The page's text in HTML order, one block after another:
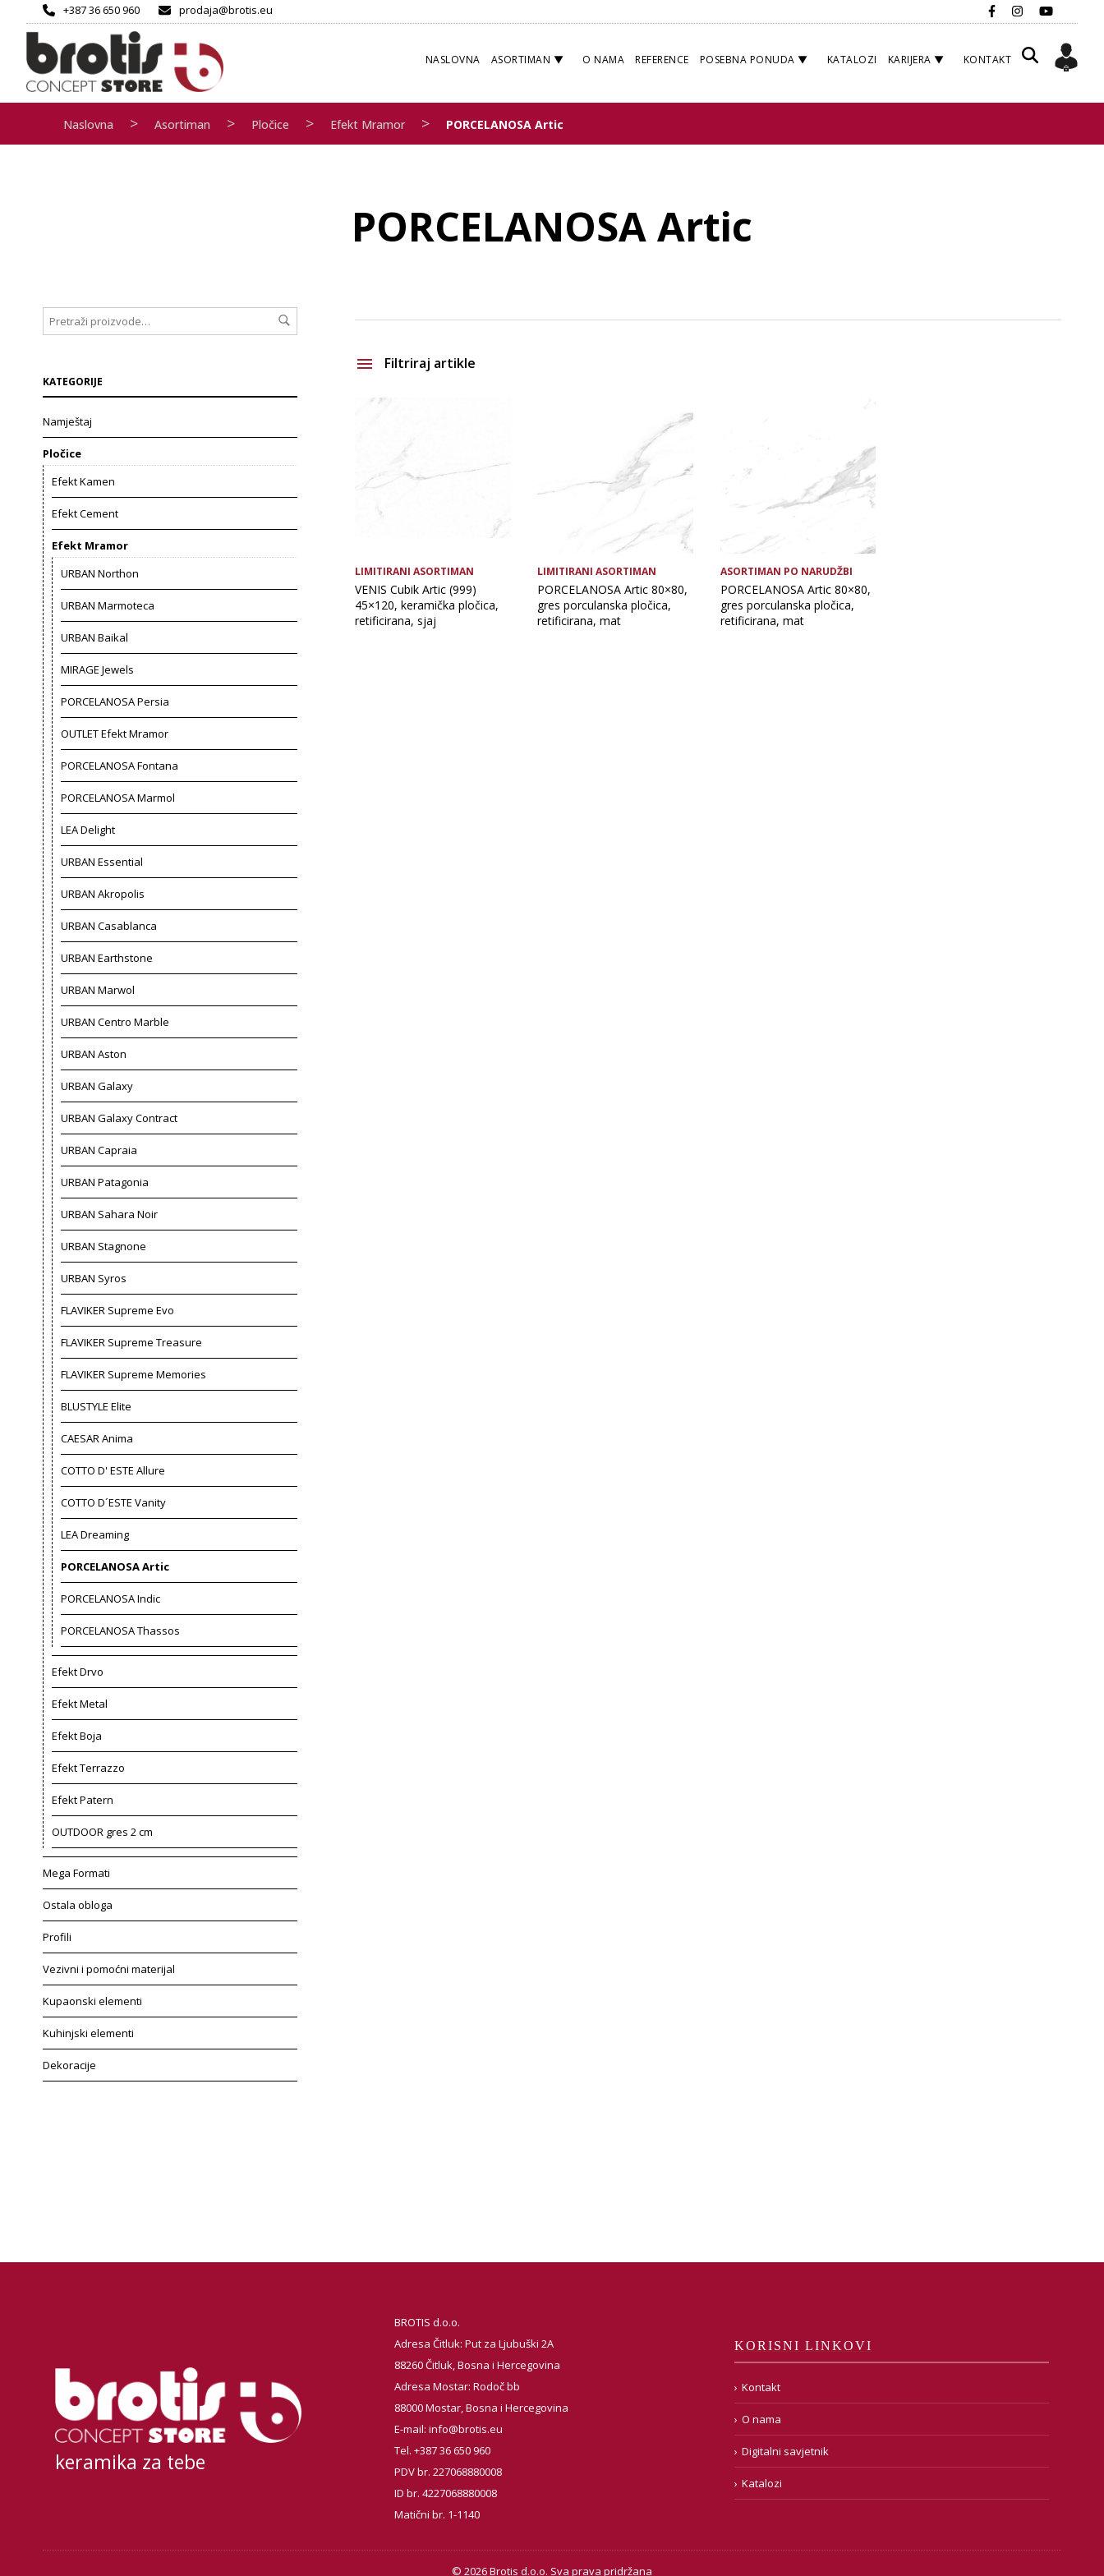
+387 36 650 960 prodaja@brotis.eu
NASLOVNA ASORTIMAN O NAMA REFERENCE POSEBNA PONUDA KATALOZI KARIJERA KONTAKT
Naslovna > Asortiman > Pločice > Efekt Mramor > PORCELANOSA Artic
PORCELANOSA Artic
KATEGORIJE
Namještaj
Pločice
Efekt Kamen
Efekt Cement
Efekt Mramor
URBAN Northon
URBAN Marmoteca
URBAN Baikal
MIRAGE Jewels
PORCELANOSA Persia
OUTLET Efekt Mramor
PORCELANOSA Fontana
PORCELANOSA Marmol
LEA Delight
URBAN Essential
URBAN Akropolis
URBAN Casablanca
URBAN Earthstone
URBAN Marwol
URBAN Centro Marble
URBAN Aston
URBAN Galaxy
URBAN Galaxy Contract
URBAN Capraia
URBAN Patagonia
URBAN Sahara Noir
URBAN Stagnone
URBAN Syros
FLAVIKER Supreme Evo
FLAVIKER Supreme Treasure
FLAVIKER Supreme Memories
BLUSTYLE Elite
CAESAR Anima
COTTO D' ESTE Allure
COTTO D´ESTE Vanity
LEA Dreaming
PORCELANOSA Artic
PORCELANOSA Indic
PORCELANOSA Thassos
Efekt Drvo
Efekt Metal
Efekt Boja
Efekt Terrazzo
Efekt Patern
OUTDOOR gres 2 cm
Mega Formati
Ostala obloga
Profili
Vezivni i pomoćni materijal
Kupaonski elementi
Kuhinjski elementi
Dekoracije
Filtriraj artikle
Debljina
Glavna boja Namjena pločice Vrsta asortimana
LIMITIRANI ASORTIMAN
VENIS Cubik Artic (999)
45×120, keramička pločica,
retificirana, sjaj
LIMITIRANI ASORTIMAN
PORCELANOSA Artic 80×80,
gres porculanska pločica,
retificirana, mat
ASORTIMAN PO NARUDŽBI
PORCELANOSA Artic 80×80,
gres porculanska pločica,
retificirana, mat
keramika za tebe
BROTIS d.o.o.
Adresa Čitluk: Put za Ljubuški 2A
88260 Čitluk, Bosna i Hercegovina
Adresa Mostar: Rodoč bb
88000 Mostar, Bosna i Hercegovina
E-mail:info@brotis.eu
Tel. +387 36 650 960
PDV br. 227068880008
ID br. 4227068880008
Matični br. 1-1140
KORISNI LINKOVI
Kontakt
O nama
Digitalni savjetnik
Katalozi
© 2026 Brotis d.o.o. Sva prava pridržana